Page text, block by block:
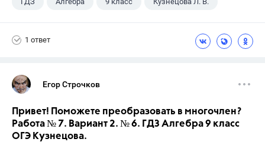
1 ответ
Егор Строчков
Привет! Поможете преобразовать в многочлен?
Работа № 7. Вариант 2. № 6. ГДЗ Алгебра 9 класс
ОГЭ Кузнецова.